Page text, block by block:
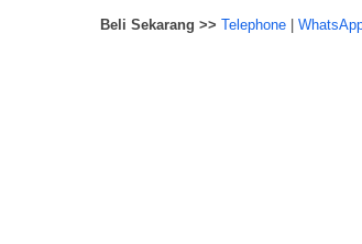
Beli Sekarang >> Telephone